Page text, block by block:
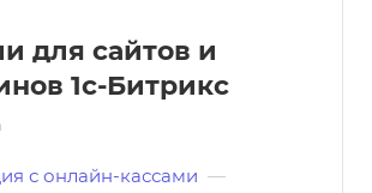
для сайтов и
1с-Битрикс
с онлайн-кассами —